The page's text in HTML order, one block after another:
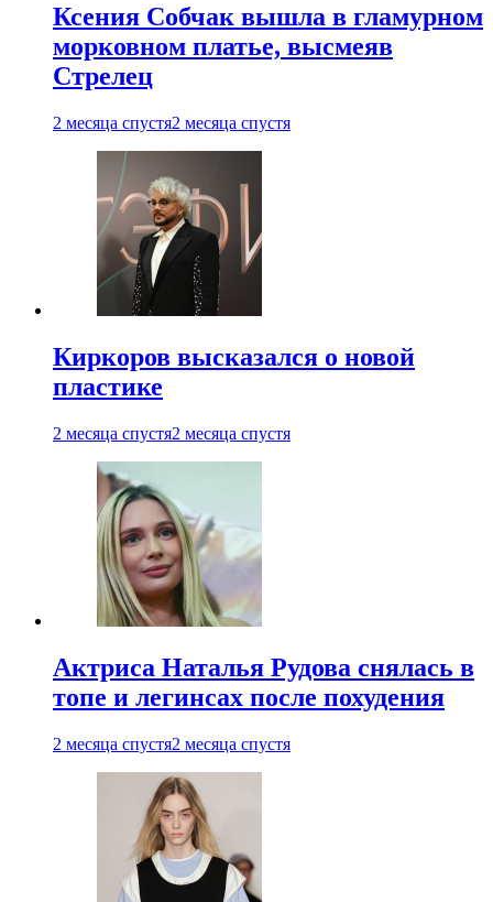
Ксения Собчак вышла в гламурном
морковном платье, высмеяв
Стрелец
2 месяца спустя2 месяца спустя
Киркоров высказался о новой
пластике
2 месяца спустя2 месяца спустя
Актриса Наталья Рудова снялась в
топе и легинсах после похудения
2 месяца спустя2 месяца спустя